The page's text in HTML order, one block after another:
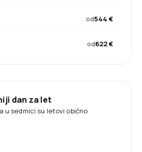
od544 €
od622 €
dan za let
u sedmici su letovi obično